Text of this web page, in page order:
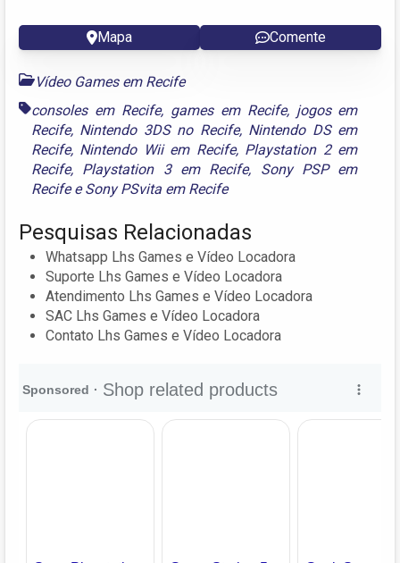
Mapa Comente
Vídeo Games em Recife
consoles em Recife, games em Recife, jogos em
Recife, Nintendo 3DS no Recife, Nintendo DS em
Recife, Nintendo Wii em Recife, Playstation 2 em
Recife, Playstation 3 em Recife, Sony PSP em
RecifeeSony PSvita em Recife
Pesquisas Relacionadas
Whatsapp Lhs Games e Vídeo Locadora
Suporte Lhs Games e Vídeo Locadora
Atendimento Lhs Games e Vídeo Locadora
SAC Lhs Games e Vídeo Locadora
Contato Lhs Games e Vídeo Locadora